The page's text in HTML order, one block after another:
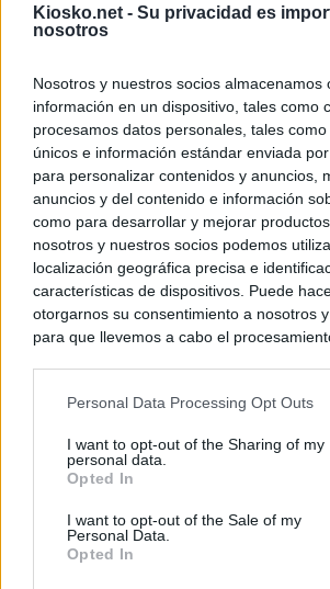
Kiosko.net - Su privacidad es
nosotros
Nosotros y nuestros socios almacenamos
información en un dispositivo, tales como
procesamos datos personales, tales
únicos e información estándar enviada
para personalizar contenidos y anuncios,
anuncios y del contenido e información
como para desarrollar y mejorar
nosotros y nuestros socios podemos
localización geográfica precisa e
características de dispositivos. Puede
otorgarnos su consentimiento a nosotros
para que llevemos a cabo el
negar su consentimiento. Tenga en cuenta
de su consentimiento, pero usted tiene el
rechazar tal procesamiento. Sus
cualquier momento entrando de nuevo en
visitando nuestra política de privacidad.
Personal Data Processing Opt Outs
I want to opt-out of the Sharing of my
personal data.
Opted In
I want to opt-out of the Sale of my
Personal Data.
Opted In